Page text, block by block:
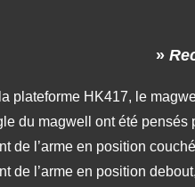
»
plateforme HK417, le
du magwell ont été pensés
de l’arme en position
de l’arme en position